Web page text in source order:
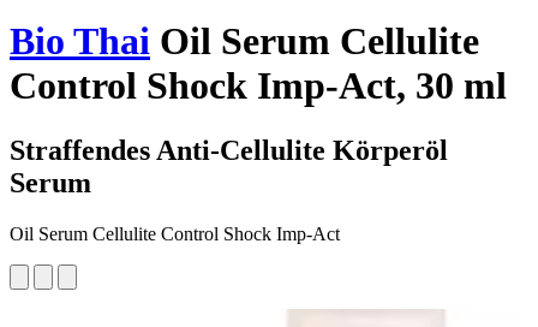
Bio Thai Oil Serum Cellulite
Control Shock Imp-Act, 30 ml
Straffendes Anti-Cellulite Körperöl
Serum
Oil Serum Cellulite Control Shock Imp-Act